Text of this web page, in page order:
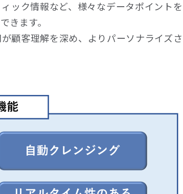
ック情報など、様々なデータポイント
きます。
顧客理解を深め、よりパーソナライズ